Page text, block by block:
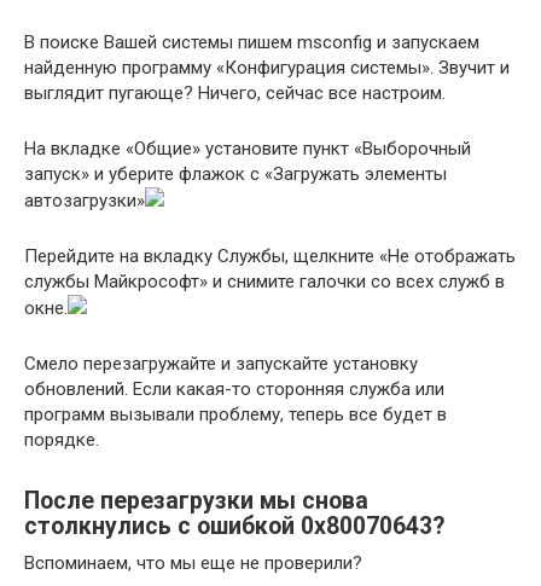
В поиске Вашей системы пишем msconfig и запускаем
найденную программу «Конфигурация системы». Звучит и
выглядит пугающе? Ничего, сейчас все настроим.
На вкладке «Общие» установите пункт «Выборочный
запуск» и уберите флажок с «Загружать элементы
автозагрузки»
Перейдите на вкладку Службы, щелкните «Не отображать
службы Майкрософт» и снимите галочки со всех служб в
окне.
Смело перезагружайте и запускайте установку
обновлений. Если какая-то сторонняя служба или
программ вызывали проблему, теперь все будет в
порядке.
После перезагрузки мы снова
столкнулись с ошибкой 0x80070643?
Вспоминаем, что мы еще не проверили?